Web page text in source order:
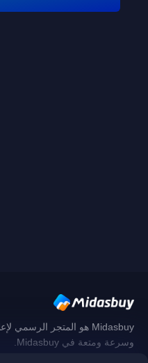
وسرعة ومتعة في Midasbuy.